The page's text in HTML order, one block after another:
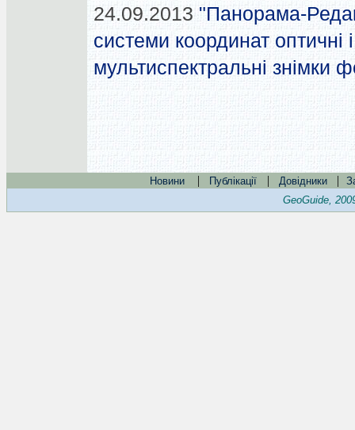
24.09.2013 "Панорама-
системи координат оптичні
мультиспектральні знімки
Новини | Публікації | Довідники |
GeoGuide,